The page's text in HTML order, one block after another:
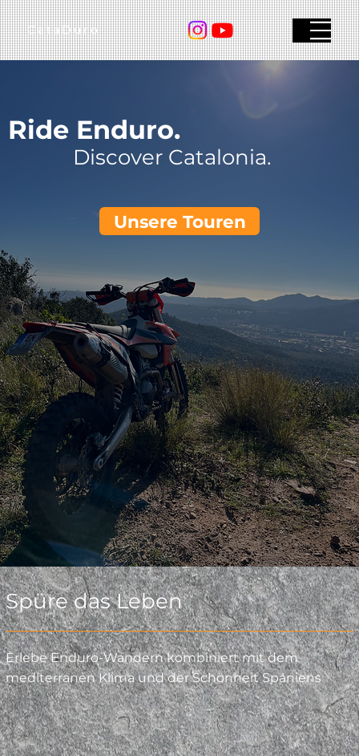
CataDuro Menu
Ride Enduro.
Discover Catalonia.
Unsere Touren
Spüre das Leben
Erlebe Enduro-Wandern kombiniert mit dem
mediterranen Klima und der Schönheit Spaniens